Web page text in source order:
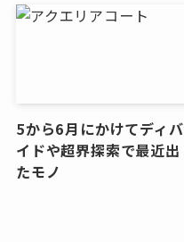
5から6月にかけてディバ
イドや超界探索で最近出
たモノ